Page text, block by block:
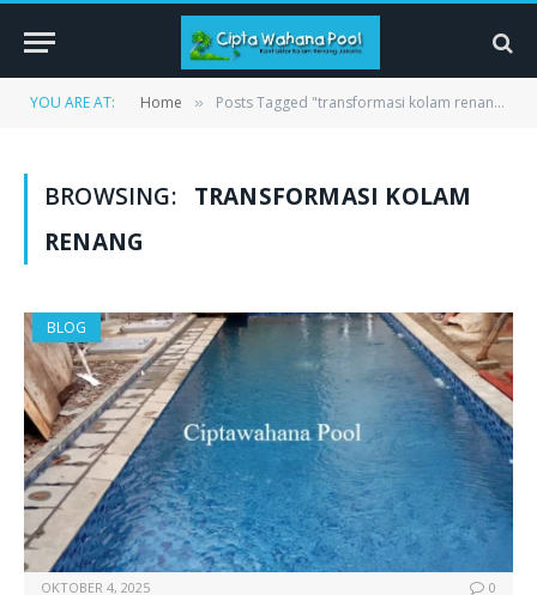
YOU ARE AT: Home » Posts Tagged "transformasi kolam renang"
BROWSING:
TRANSFORMASI KOLAM
RENANG
BLOG
OKTOBER 4, 2025 0